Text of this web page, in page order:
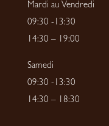
Mardi au Vendredi
09:30 -13:30
14:30 – 19:00
Samedi
09:30 -13:30
14:30 – 18:30